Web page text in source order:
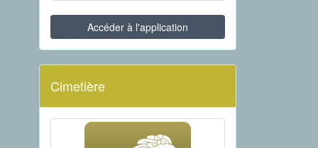
Accéder à l'application
Cimetière